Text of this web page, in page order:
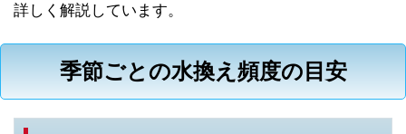
詳しく解説しています。
季節ごとの水換え頻度の目安